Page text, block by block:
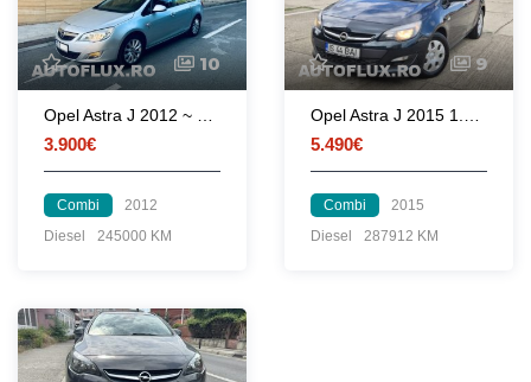
10
3.900€
Combi
2012
Diesel
245000 KM
9
5.490€
Combi
2015
Diesel
287912 KM